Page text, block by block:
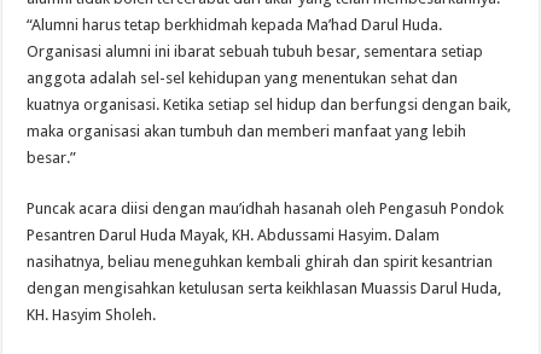
“Alumni harus tetap berkhidmah kepada Ma’had Darul Huda.
Organisasi alumni ini ibarat sebuah tubuh besar, sementara setiap
anggota adalah sel-sel kehidupan yang menentukan sehat dan
kuatnya organisasi. Ketika setiap sel hidup dan berfungsi dengan baik,
maka organisasi akan tumbuh dan memberi manfaat yang lebih
besar.”
Puncak acara diisi dengan mau’idhah hasanah oleh Pengasuh Pondok
Pesantren Darul Huda Mayak, KH. Abdussami Hasyim. Dalam
nasihatnya, beliau meneguhkan kembali ghirah dan spirit kesantrian
dengan mengisahkan ketulusan serta keikhlasan Muassis Darul Huda,
KH. Hasyim Sholeh.